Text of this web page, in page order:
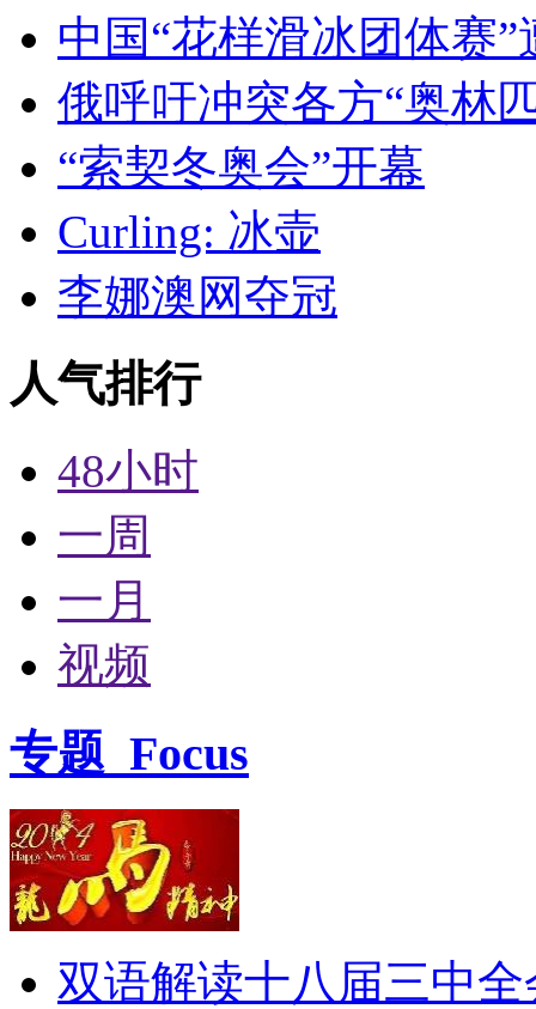
中国“花样滑冰团体赛”
俄呼吁冲突各方“奥林
“索契冬奥会”开幕
Curling: 冰壶
李娜澳网夺冠
人气排行
48小时
一周
一月
视频
专题 Focus
双语解读十八届三中全